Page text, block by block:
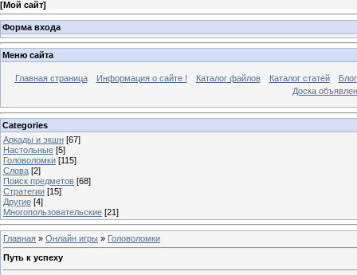
[Мой сайт]
Форма входа
Меню сайта
Главная страница Информация о сайте ! Каталог файлов Каталог статей
Блог
Доска
Categories
Аркады и экшн [67]
Настольные [5]
Головоломки [115]
Слова [2]
Поиск предметов [68]
Стратегии [15]
Другие [4]
Многопользовательские [21]
Главная » Онлайн игры » Головоломки
Путь к успеху